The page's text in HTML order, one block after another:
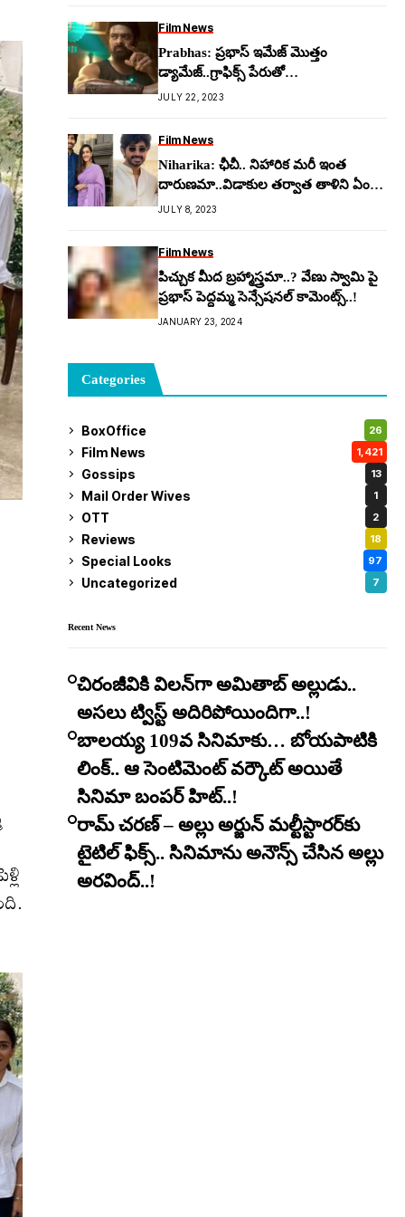
Film News
Prabhas: ప్ర‌భాస్ ఇమేజ్ మొత్తం
డ్యామేజ్..గ్రాఫిక్స్ పేరుతో
ఆడేసుకుంటున్నారుగా..!
JULY 22, 2023
Film News
Niharika: ఛీచీ.. నిహారిక మ‌రీ ఇంత
దారుణ‌మా..విడాకుల త‌ర్వాత తాళిని ఏం
చేసిందంటే..!
JULY 8, 2023
Film News
పిచ్చుక మీద బ్రహ్మాస్త్రమా..? వేణు స్వామి పై
ప్రభాస్ పెద్దమ్మ సెన్సేషనల్ కామెంట్స్..!
JANUARY 23, 2024
Categories
BoxOffice 26
Film News 1,421
Gossips 13
Mail Order Wives 1
OTT 2
Reviews 18
Special Looks 97
Uncategorized 7
Recent News
చిరంజీవికి విలన్‌గా అమితాబ్ అల్లుడు..
అసలు ట్విస్ట్ అదిరిపోయిందిగా..!
బాలయ్య 109వ సినిమాకు… బోయపాటికి
లింక్.. ఆ సెంటిమెంట్ వర్కౌట్ అయితే
సినిమా బంపర్ హిట్..!
రామ్ చరణ్ – అల్లు అర్జున్ మల్టీస్టారర్​కు
టైటిల్ ఫిక్స్.. సినిమాను అనౌన్స్ చేసిన అల్లు
అరవింద్..!